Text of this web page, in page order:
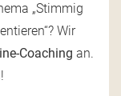
„Stimmig
Wir
Coaching an.